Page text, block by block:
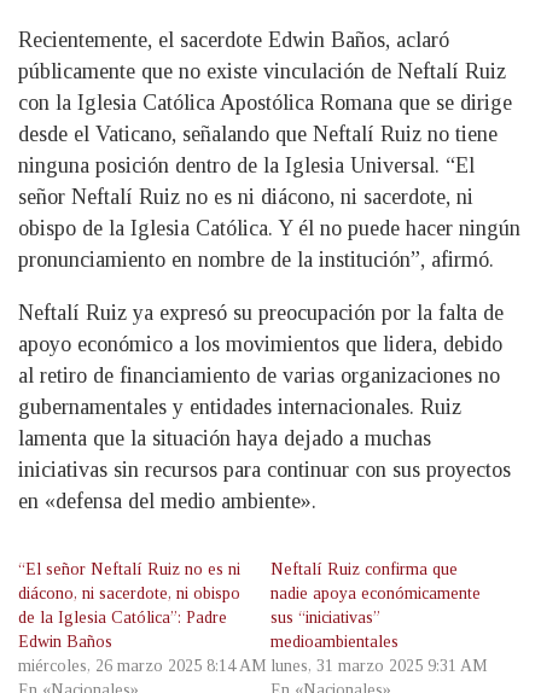
Recientemente, el sacerdote Edwin Baños, aclaró
públicamente que no existe vinculación de Neftalí Ruiz
con la Iglesia Católica Apostólica Romana que se dirige
desde el Vaticano, señalando que Neftalí Ruiz no tiene
ninguna posición dentro de la Iglesia Universal. “El
señor Neftalí Ruiz no es ni diácono, ni sacerdote, ni
obispo de la Iglesia Católica. Y él no puede hacer ningún
pronunciamiento en nombre de la institución”, afirmó.
Neftalí Ruiz ya expresó su preocupación por la falta de
apoyo económico a los movimientos que lidera, debido
al retiro de financiamiento de varias organizaciones no
gubernamentales y entidades internacionales. Ruiz
lamenta que la situación haya dejado a muchas
iniciativas sin recursos para continuar con sus proyectos
en «defensa del medio ambiente».
“El señor Neftalí Ruiz no es ni
diácono, ni sacerdote, ni obispo
de la Iglesia Católica”: Padre
Edwin Baños
miércoles, 26 marzo 2025 8:14 AM
Neftalí Ruiz confirma que
nadie apoya económicamente
sus “iniciativas”
medioambientales
lunes, 31 marzo 2025 9:31 AM